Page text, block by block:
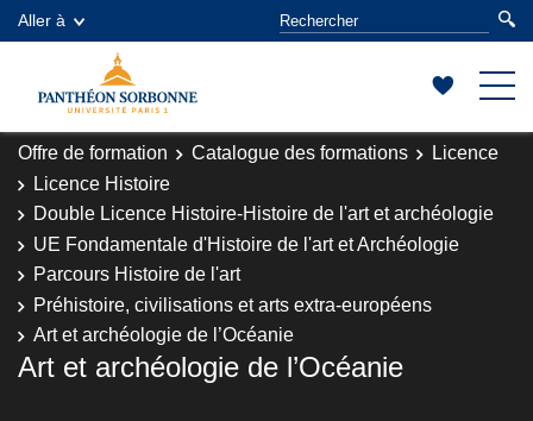
Aller à
Offre de formation Catalogue des formations
Licence
Licence Histoire
Double Licence Histoire-Histoire de l'art et archéologie
UE Fondamentale d'Histoire de l'art et Archéologie
Parcours Histoire de l'art
Préhistoire, civilisations et arts extra-européens
Art et archéologie de l’Océanie
Art et archéologie de l’Océanie